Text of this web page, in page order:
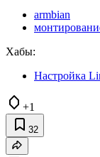
armbian
Хабы:
Настройка
+1
32